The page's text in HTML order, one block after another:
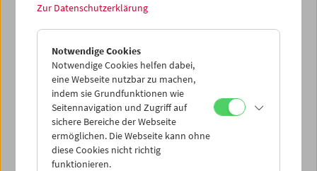
Mo 30.8.
Di 31.8.
Mi 1.9.
Do 2.9.
Zur Datenschutzerklärung
Notwendige Cookies
Notwendige Cookies helfen dabei,
eine Webseite nutzbar zu machen,
indem sie Grundfunktionen wie
Seitennavigation und Zugriff auf
sichere Bereiche der Webseite
ermöglichen. Die Webseite kann ohne
diese Cookies nicht richtig
funktionieren.